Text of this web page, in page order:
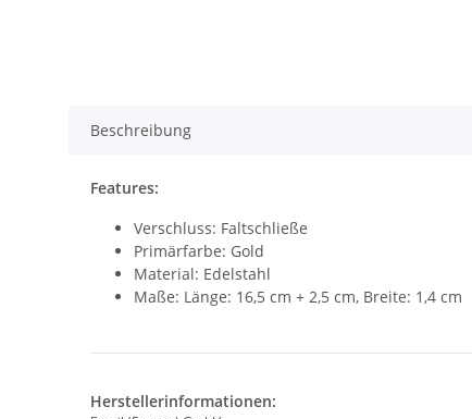
Beschreibung
Features:
Verschluss: Faltschließe
Primärfarbe: Gold
Material: Edelstahl
Maße: Länge: 16,5 cm + 2,5 cm, Breite: 1,4 cm
Herstellerinformationen: